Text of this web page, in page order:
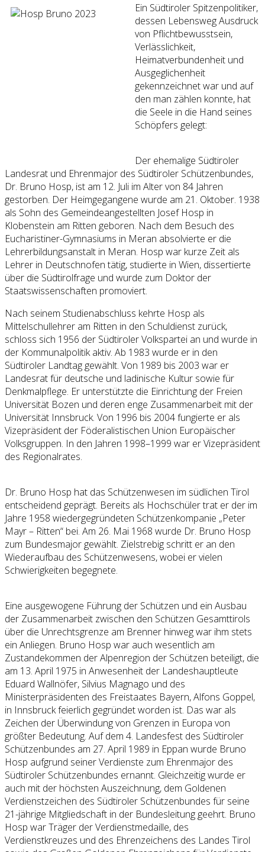
Ein Südtiroler Spitzenpolitiker,
dessen Lebensweg Ausdruck
von Pflichtbewusstsein,
Verlässlichkeit,
Heimatverbundenheit und
Ausgeglichenheit
gekennzeichnet war und auf
den man zählen konnte, hat
die Seele in die Hand seines
Schöpfers gelegt:
Der ehemalige Südtiroler
Landesrat und Ehrenmajor des Südtiroler Schützenbundes,
Dr. Bruno Hosp, ist am 12. Juli im Alter von 84 Jahren
gestorben. Der Heimgegangene wurde am 21. Oktober. 1938
als Sohn des Gemeindeangestellten Josef Hosp in
Klobenstein am Ritten geboren. Nach dem Besuch des
Eucharistiner-Gymnasiums in Meran absolvierte er die
Lehrerbildungsanstalt in Meran. Hosp war kurze Zeit als
Lehrer in Deutschnofen tätig, studierte in Wien, dissertierte
über die Südtirolfrage und wurde zum Doktor der
Staatswissenschaften promoviert.
Nach seinem Studienabschluss kehrte Hosp als
Mittelschullehrer am Ritten in den Schuldienst zurück,
schloss sich 1956 der Südtiroler Volkspartei an und wurde in
der Kommunalpolitik aktiv. Ab 1983 wurde er in den
Südtiroler Landtag gewählt. Von 1989 bis 2003 war er
Landesrat für deutsche und ladinische Kultur sowie für
Denkmalpflege. Er unterstützte die Einrichtung der Freien
Universität Bozen und deren enge Zusammenarbeit mit der
Universität Innsbruck. Von 1996 bis 2004 fungierte er als
Vizepräsident der Föderalistischen Union Europäischer
Volksgruppen. In den Jahren 1998–1999 war er Vizepräsident
des Regionalrates.
Dr. Bruno Hosp hat das Schützenwesen im südlichen Tirol
entscheidend geprägt. Bereits als Hochschüler trat er der im
Jahre 1958 wiedergegründeten Schützenkompanie „Peter
Mayr – Ritten“ bei. Am 26. Mai 1968 wurde Dr. Bruno Hosp
zum Bundesmajor gewählt. Zielstrebig schritt er an den
Wiederaufbau des Schützenwesens, wobei er vielen
Schwierigkeiten begegnete.
Eine ausgewogene Führung der Schützen und ein Ausbau
der Zusammenarbeit zwischen den Schützen Gesamttirols
über die Unrechtsgrenze am Brenner hinweg war ihm stets
ein Anliegen. Bruno Hosp war auch wesentlich am
Zustandekommen der Alpenregion der Schützen beteiligt, die
am 13. April 1975 in Anwesenheit der Landeshauptleute
Eduard Wallnöfer, Silvius Magnago und des
Ministerpräsidenten des Freistaates Bayern, Alfons Goppel,
in Innsbruck feierlich gegründet worden ist. Das war als
Zeichen der Überwindung von Grenzen in Europa von
größter Bedeutung. Auf dem 4. Landesfest des Südtiroler
Schützenbundes am 27. April 1989 in Eppan wurde Bruno
Hosp aufgrund seiner Verdienste zum Ehrenmajor des
Südtiroler Schützenbundes ernannt. Gleichzeitig wurde er
auch mit der höchsten Auszeichnung, dem Goldenen
Verdienstzeichen des Südtiroler Schützenbundes für seine
21-jährige Mitgliedschaft in der Bundesleitung geehrt. Bruno
Hosp war Träger der Verdienstmedaille, des
Verdienstkreuzes und des Ehrenzeichens des Landes Tirol